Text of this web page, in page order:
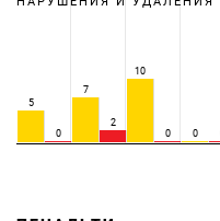
5
0
7
2
10
0 0